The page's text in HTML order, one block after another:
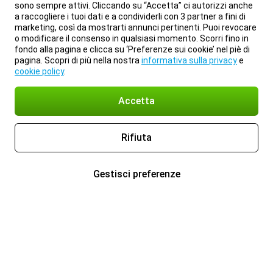
sono sempre attivi. Cliccando su “Accetta” ci autorizzi anche
a raccogliere i tuoi dati e a condividerli con 3 partner a fini di
marketing, così da mostrarti annunci pertinenti. Puoi revocare
o modificare il consenso in qualsiasi momento. Scorri fino in
fondo alla pagina e clicca su ‘Preferenze sui cookie’ nel piè di
pagina. Scopri di più nella nostra informativa sulla privacye
cookie policy.
Accetta
Rifiuta
Gestisci preferenze